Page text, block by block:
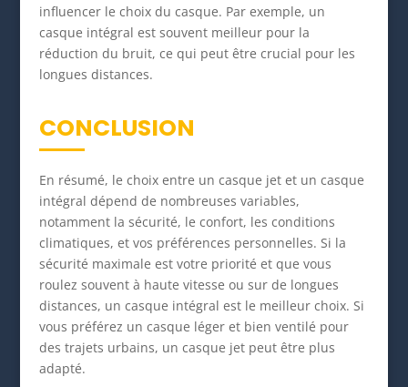
influencer le choix du casque. Par exemple, un
casque intégral est souvent meilleur pour la
réduction du bruit, ce qui peut être crucial pour les
longues distances.
CONCLUSION
En résumé, le choix entre un casque jet et un casque
intégral dépend de nombreuses variables,
notamment la sécurité, le confort, les conditions
climatiques, et vos préférences personnelles. Si la
sécurité maximale est votre priorité et que vous
roulez souvent à haute vitesse ou sur de longues
distances, un casque intégral est le meilleur choix. Si
vous préférez un casque léger et bien ventilé pour
des trajets urbains, un casque jet peut être plus
adapté.